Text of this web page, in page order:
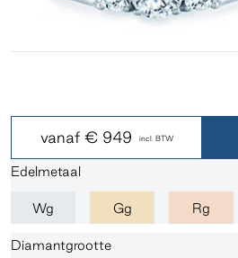
vanaf € 949 incl. BTW
Edelmetaal
Wg Gg Rg
Diamantgrootte